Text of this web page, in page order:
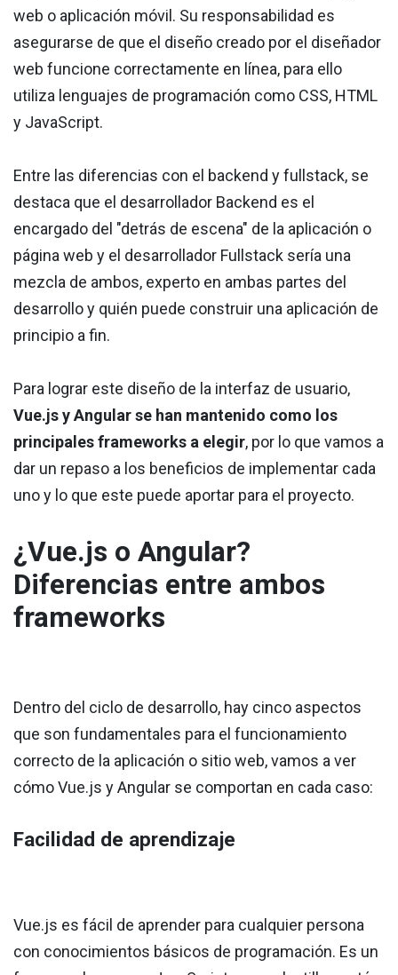
web o aplicación móvil. Su responsabilidad es
asegurarse de que el diseño creado por el diseñador
web funcione correctamente en línea, para ello
utiliza lenguajes de programación como CSS, HTML
y JavaScript.
Entre las diferencias con el backend y fullstack, se
destaca que el desarrollador Backend es el
encargado del "detrás de escena" de la aplicación o
página web y el desarrollador Fullstack sería una
mezcla de ambos, experto en ambas partes del
desarrollo y quién puede construir una aplicación de
principio a fin.
Para lograr este diseño de la interfaz de usuario,
Vue.js y Angular se han mantenido como los
principales frameworks a elegir, por lo que vamos a
dar un repaso a los beneficios de implementar cada
uno y lo que este puede aportar para el proyecto.
¿Vue.js o Angular?
Diferencias entre ambos
frameworks
Dentro del ciclo de desarrollo, hay cinco aspectos
que son fundamentales para el funcionamiento
correcto de la aplicación o sitio web, vamos a ver
cómo Vue.js y Angular se comportan en cada caso:
Facilidad de aprendizaje
Vue.js es fácil de aprender para cualquier persona
con conocimientos básicos de programación. Es un